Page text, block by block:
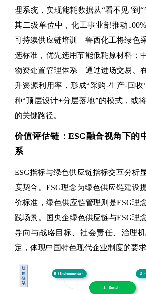
理系统，实现能耗数据从“看不见”到“
其二级单位中，化工事业部推动
可持续供应链培训；鲁西化工将绿色
选标准，优先选用节能低耗原材料；
物资处置管理体系，通过进场交易、
升资源利用率，形成“采购-生产-回收
种“顶层设计+分层落地”的模式，或
的关键路径。
价值评估链：ESG融合视角下的
系
ESG指标与绿色供应链指标交互分析
度契合。ESG理念为绿色供应链建设
价标准，绿色供应链管理则是ESG理
践场景。国央企绿色供应链与ESG理
导向与战略目标、社会责任、治理
定，体现中国特色现代企业制度的要求